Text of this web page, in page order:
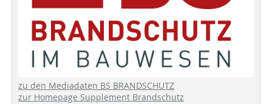
zu den Mediadaten BS BRANDSCHUTZ
zur Homepage Supplement Brandschutz